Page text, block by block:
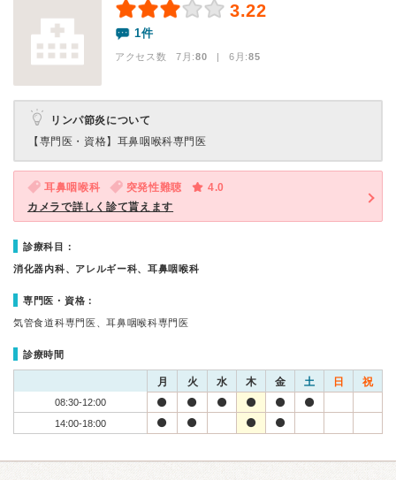
3.22
1件
アクセス数 7月:80 | 6月:85
リンパ節炎について
【専門医・資格】 耳鼻咽喉科専門医
耳鼻咽喉科 突発性難聴
4.0
カメラで詳しく診て貰えます
診療科目：
消化器内科、アレルギー科、耳鼻咽喉科
専門医・資格：
気管食道科専門医、耳鼻咽喉科専門医
診療時間
月 火 水 木 金 土 日 祝
08:30-12:00
14:00-18:00